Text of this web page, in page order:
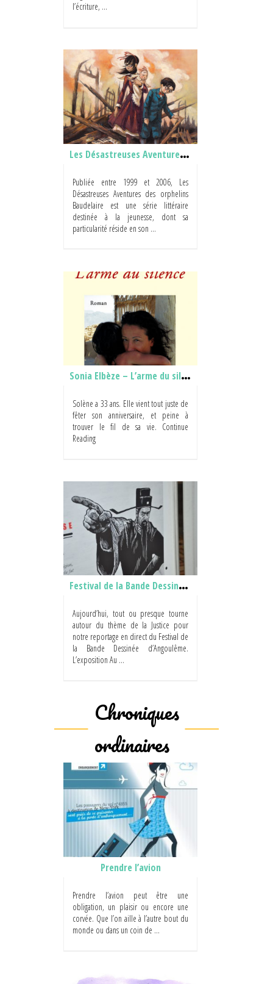
l’écriture, ...
Les Désastreuses Aventures des orphelins Baudelaire d’après Lemony Snicket : investigation sur une littérature jeunesse (très) curieuse
Publiée entre 1999 et 2006, Les
Désastreuses Aventures des orphelins
Baudelaire est une série littéraire
destinée à la jeunesse, dont sa
particularité réside en son ...
Sonia Elbèze – L’arme du silence
Solène a 33 ans. Elle vient tout juste de
fêter son anniversaire, et peine à
trouver le fil de sa vie. Continue
Reading
Festival de la Bande Dessinée d’Angoulême 2013 – Justice est faite ! (3/4)
Aujourd’hui, tout ou presque tourne
autour du thème de la Justice pour
notre reportage en direct du Festival de
la Bande Dessinée d’Angoulême.
L’exposition Au ...
Chroniques
ordinaires
Prendre l’avion
Prendre l’avion peut être une
obligation, un plaisir ou encore une
corvée. Que l’on aille à l’autre bout du
monde ou dans un coin de ...